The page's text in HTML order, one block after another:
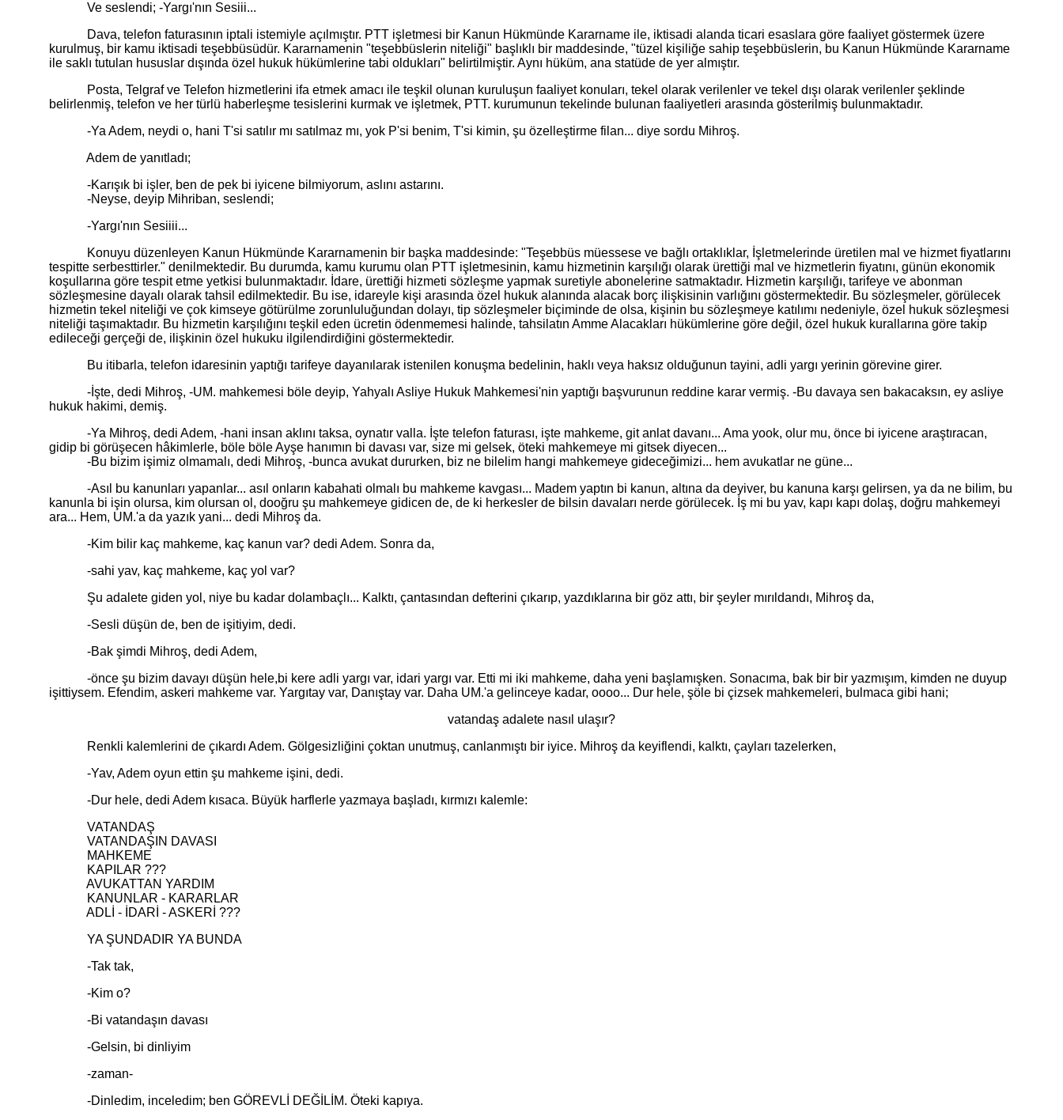
Ve seslendi; -Yargı'nın Sesiii...
Dava, telefon faturasının iptali istemiyle açılmıştır. PTT işletmesi bir Kanun Hükmünde Kararname ile, iktisadi alanda ticari esaslara göre faaliyet göstermek üzere
kurulmuş, bir kamu iktisadi teşebbüsüdür. Kararnamenin "teşebbüslerin niteliği" başlıklı bir maddesinde, "tüzel kişiliğe sahip teşebbüslerin, bu Kanun Hükmünde Kararname
ile saklı tutulan hususlar dışında özel hukuk hükümlerine tabi oldukları" belirtilmiştir. Aynı hüküm, ana statüde de yer almıştır.
Posta, Telgraf ve Telefon hizmetlerini ifa etmek amacı ile teşkil olunan kuruluşun faaliyet konuları, tekel olarak verilenler ve tekel dışı olarak verilenler şeklinde
belirlenmiş, telefon ve her türlü haberleşme tesislerini kurmak ve işletmek, PTT. kurumunun tekelinde bulunan faaliyetleri arasında gösterilmiş bulunmaktadır.
-Ya Adem, neydi o, hani T'si satılır mı satılmaz mı, yok P'si benim, T'si kimin, şu özelleştirme filan... diye sordu Mihroş.
Adem de yanıtladı;
-Karışık bi işler, ben de pek bi iyicene bilmiyorum, aslını astarını.
-Neyse, deyip Mihriban, seslendi;
-Yargı'nın Sesiiii...
Konuyu düzenleyen Kanun Hükmünde Kararnamenin bir başka maddesinde: "Teşebbüs müessese ve bağlı ortaklıklar, İşletmelerinde üretilen mal ve hizmet fiyatlarını
tespitte serbesttirler." denilmektedir. Bu durumda, kamu kurumu olan PTT işletmesinin, kamu hizmetinin karşılığı olarak ürettiği mal ve hizmetlerin fiyatını, günün ekonomik
koşullarına göre tespit etme yetkisi bulunmaktadır. İdare, ürettiği hizmeti sözleşme yapmak suretiyle abonelerine satmaktadır. Hizmetin karşılığı, tarifeye ve abonman
sözleşmesine dayalı olarak tahsil edilmektedir. Bu ise, idareyle kişi arasında özel hukuk alanında alacak borç ilişkisinin varlığını göstermektedir. Bu sözleşmeler, görülecek
hizmetin tekel niteliği ve çok kimseye götürülme zorunluluğundan dolayı, tip sözleşmeler biçiminde de olsa, kişinin bu sözleşmeye katılımı nedeniyle, özel hukuk sözleşmesi
niteliği taşımaktadır. Bu hizmetin karşılığını teşkil eden ücretin ödenmemesi halinde, tahsilatın Amme Alacakları hükümlerine göre değil, özel hukuk kurallarına göre takip
edileceği gerçeği de, ilişkinin özel hukuku ilgilendirdiğini göstermektedir.
Bu itibarla, telefon idaresinin yaptığı tarifeye dayanılarak istenilen konuşma bedelinin, haklı veya haksız olduğunun tayini, adli yargı yerinin görevine girer.
-İşte, dedi Mihroş, -UM. mahkemesi böle deyip, Yahyalı Asliye Hukuk Mahkemesi'nin yaptığı başvurunun reddine karar vermiş. -Bu davaya sen bakacaksın, ey asliye
hukuk hakimi, demiş.
-Ya Mihroş, dedi Adem, -hani insan aklını taksa, oynatır valla. İşte telefon faturası, işte mahkeme, git anlat davanı... Ama yook, olur mu, önce bi iyicene araştıracan,
gidip bi görüşecen hâkimlerle, böle böle Ayşe hanımın bi davası var, size mi gelsek, öteki mahkemeye mi gitsek diyecen...
-Bu bizim işimiz olmamalı, dedi Mihroş, -bunca avukat dururken, biz ne bilelim hangi mahkemeye gideceğimizi... hem avukatlar ne güne...
-Asıl bu kanunları yapanlar... asıl onların kabahati olmalı bu mahkeme kavgası... Madem yaptın bi kanun, altına da deyiver, bu kanuna karşı gelirsen, ya da ne bilim, bu
kanunla bi işin olursa, kim olursan ol, dooğru şu mahkemeye gidicen de, de ki herkesler de bilsin davaları nerde görülecek. İş mi bu yav, kapı kapı dolaş, doğru mahkemeyi
ara... Hem, UM.'a da yazık yani... dedi Mihroş da.
-Kim bilir kaç mahkeme, kaç kanun var? dedi Adem. Sonra da,
-sahi yav, kaç mahkeme, kaç yol var?
Şu adalete giden yol, niye bu kadar dolambaçlı... Kalktı, çantasından defterini çıkarıp, yazdıklarına bir göz attı, bir şeyler mırıldandı, Mihroş da,
-Sesli düşün de, ben de işitiyim, dedi.
-Bak şimdi Mihroş, dedi Adem,
-önce şu bizim davayı düşün hele,bi kere adli yargı var, idari yargı var. Etti mi iki mahkeme, daha yeni başlamışken. Sonacıma, bak bir bir yazmışım, kimden ne duyup
işittiysem. Efendim, askeri mahkeme var. Yargıtay var, Danıştay var. Daha UM.'a gelinceye kadar, oooo... Dur hele, şöle bi çizsek mahkemeleri, bulmaca gibi hani;
vatandaş adalete nasıl ulaşır?
Renkli kalemlerini de çıkardı Adem. Gölgesizliğini çoktan unutmuş, canlanmıştı bir iyice. Mihroş da keyiflendi, kalktı, çayları tazelerken,
-Yav, Adem oyun ettin şu mahkeme işini, dedi.
-Dur hele, dedi Adem kısaca. Büyük harflerle yazmaya başladı, kırmızı kalemle:
VATANDAŞ
VATANDAŞIN DAVASI
MAHKEME
KAPILAR ???
AVUKATTAN YARDIM
KANUNLAR - KARARLAR
ADLİ - İDARİ - ASKERİ ???
YA ŞUNDADIR YA BUNDA
-Tak tak,
-Kim o?
-Bi vatandaşın davası
-Gelsin, bi dinliyim
-zaman-
-Dinledim, inceledim; ben GÖREVLİ DEĞİLİM. Öteki kapıya.